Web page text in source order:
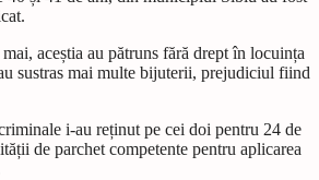
aceștia au pătruns fără drept în locuința
sustras mai multe bijuterii, prejudiciul fiind
i-au reținut pe cei doi pentru 24 de
de parchet competente pentru aplicarea